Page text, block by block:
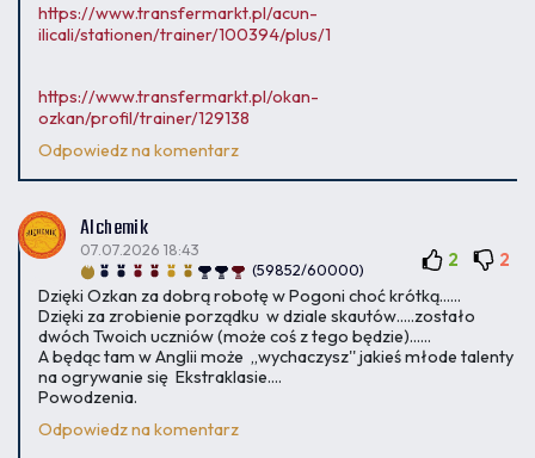
https://www.transfermarkt.pl/acun-
ilicali/stationen/trainer/100394/plus/1
https://www.transfermarkt.pl/okan-
ozkan/profil/trainer/129138
Odpowiedz na komentarz
Alchemik
(59852/60000)
07.07.2026 18:43 2 2
Dzięki Ozkan za dobrą robotę w Pogoni choć krótką......
Dzięki za zrobienie porządku w dziale skautów.....zostało
dwóch Twoich uczniów (może coś z tego będzie)......
A będąc tam w Anglii może ,,wychaczysz'' jakieś młode talenty
na ogrywanie się Ekstraklasie....
Powodzenia.
Odpowiedz na komentarz